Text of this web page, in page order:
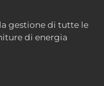
gestione di tutte le
di energia